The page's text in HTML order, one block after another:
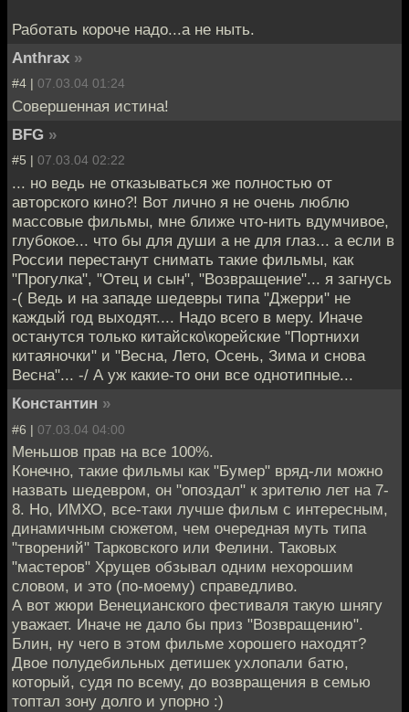
Работать короче надо...а не ныть.
Anthrax »
#4 | 07.03.04 01:24
Совершенная истина!
BFG »
#5 | 07.03.04 02:22
... но ведь не отказываться же полностью от
авторского кино?! Вот лично я не очень люблю
массовые фильмы, мне ближе что-нить вдумчивое,
глубокое... что бы для души а не для глаз... а если в
России перестанут снимать такие фильмы, как
"Прогулка", "Отец и сын", "Возвращение"... я загнусь
-( Ведь и на западе шедевры типа "Джерри" не
каждый год выходят.... Надо всего в меру. Иначе
останутся только китайско\корейские "Портнихи
китаяночки" и "Весна, Лето, Осень, Зима и снова
Весна"... -/ А уж какие-то они все однотипные...
Константин »
#6 | 07.03.04 04:00
Меньшов прав на все 100%.
Конечно, такие фильмы как "Бумер" вряд-ли можно
назвать шедевром, он "опоздал" к зрителю лет на 7-
8. Но, ИМХО, все-таки лучше фильм с интересным,
динамичным сюжетом, чем очередная муть типа
"творений" Тарковского или Фелини. Таковых
"мастеров" Хрущев обзывал одним нехорошим
словом, и это (по-моему) справедливо.
А вот жюри Венецианского фестиваля такую шнягу
уважает. Иначе не дало бы приз "Возвращению".
Блин, ну чего в этом фильме хорошего находят?
Двое полудебильных детишек ухлопали батю,
который, судя по всему, до возвращения в семью
топтал зону долго и упорно :)